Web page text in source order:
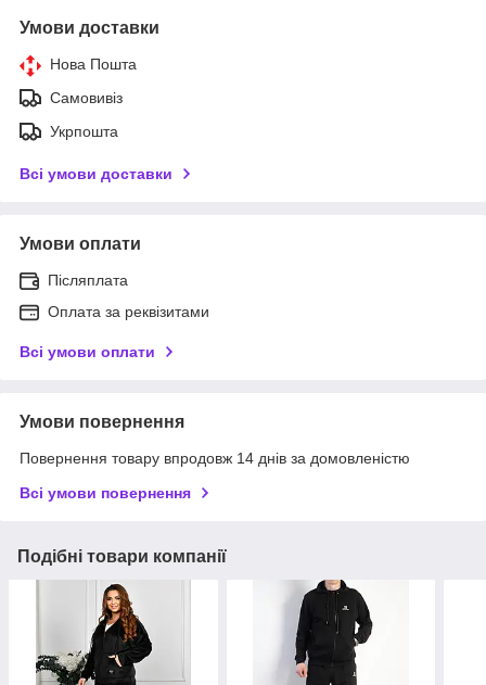
Умови доставки
Нова Пошта
Самовивіз
Укрпошта
Всі умови доставки
Умови оплати
Післяплата
Оплата за реквізитами
Всі умови оплати
Умови повернення
Повернення товару впродовж 14 днів за домовленістю
Всі умови повернення
Подібні товари компанії